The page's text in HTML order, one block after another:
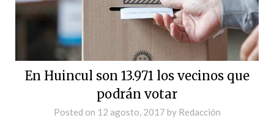
En Huincul son 13.971 los vecinos que
podrán votar
Posted on 12 agosto, 2017 by Redacción